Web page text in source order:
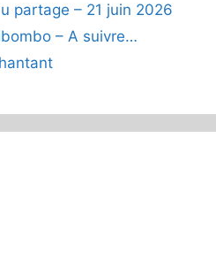
partage – 21 juin 2026
– A suivre…